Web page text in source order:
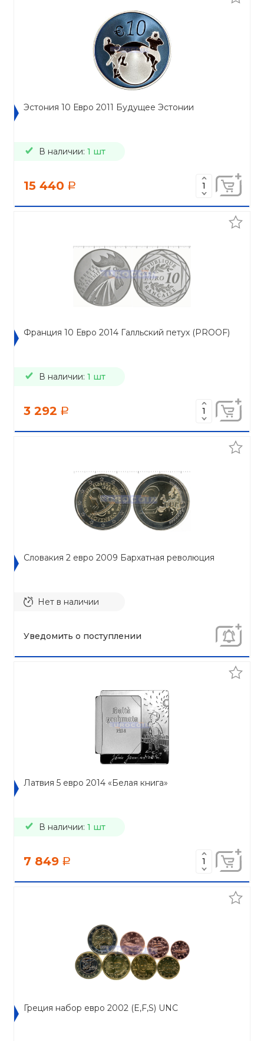
Эстония 10 Евро 2011 Будущее Эстонии
В наличии: 1 шт
15 440 a
Франция 10 Евро 2014 Галльский петух (PROOF)
В наличии: 1 шт
3 292 a
Словакия 2 евро 2009 Бархатная революция
Нет в наличии
Уведомить о поступлении
Латвия 5 евро 2014 «Белая книга»
В наличии: 1 шт
7 849 a
Греция набор евро 2002 (E,F,S) UNC